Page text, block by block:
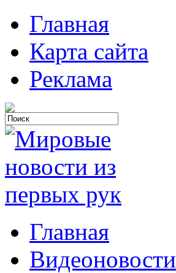
Главная
Карта сайта
Реклама
Главная
Видеоновости